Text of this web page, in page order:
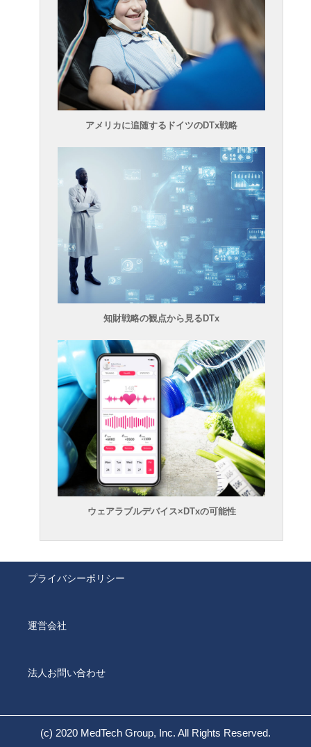
アメリカに追随するドイツのDTx戦略
知財戦略の観点から見るDTx
ウェアラブルデバイス×DTxの可能性
プライバシーポリシー
運営会社
法人お問い合わせ
(c) 2020 MedTech Group, Inc. All Rights Reserved.